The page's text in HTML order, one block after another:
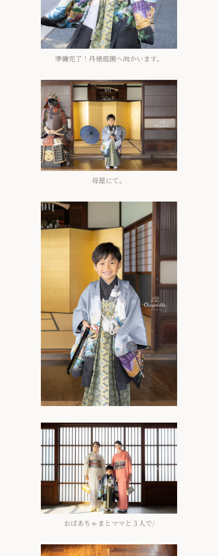
準備完了！丹徳庭園へ向かいます。
母屋にて。
おばあちゃまとママと３人で/